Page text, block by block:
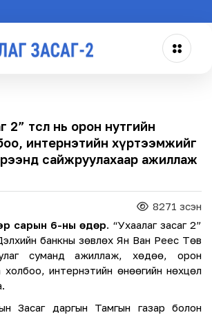
2” төсөл нь орон нутгийн
интернэтийн хүртээмжийг
сайжруулахаар ажиллаж
8271 үзсэн
сарын 6-ны өдөр. “Ухаалаг засаг 2”
банкны зөвлөх Ян Ван Реес Төв
суманд ажиллаж, хөдөө, орон
холбоо, интернэтийн өнөөгийн нөхцөл
Засаг даргын Тамгын газар болон